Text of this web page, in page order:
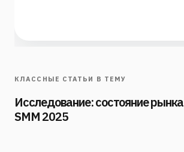
КЛАССНЫЕ СТАТЬИ В ТЕМУ
Исследование: состояние рынка
SMM 2025